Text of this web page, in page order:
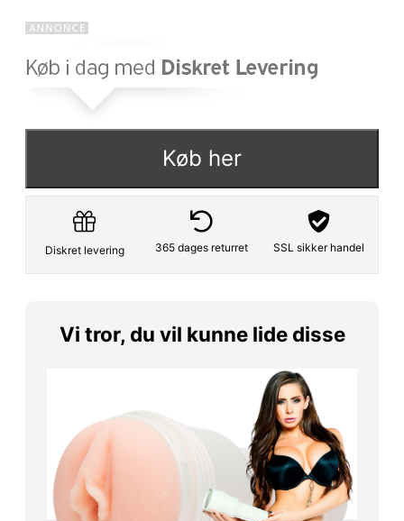
Køb her
Diskret levering 365 dages returret SSL sikker handel
Vi tror, du vil kunne lide disse